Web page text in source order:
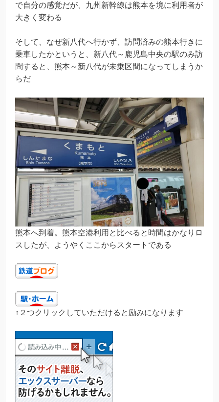
で自分の感覚だが、九州新幹線は熊本を境に利用者が
大きく変わる
そして、なぜ新八代へ行かず、訪問済みの熊本行きに
乗車したかというと、新八代～鹿児島中央の駅のみ訪
問すると、熊本～新八代が未乗区間になってしまうか
らだ
熊本へ到着。熊本空港利用と比べると時間はかなりロ
スしたが、ようやくここからスタートである
↑２つクリックしていただけると励みになります